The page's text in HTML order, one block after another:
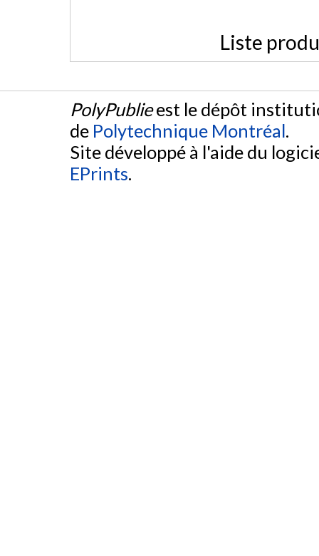
Liste
PolyPublieest le dépôt
de Polytechnique Montréal.
Site développé à l'aide du
EPrints.